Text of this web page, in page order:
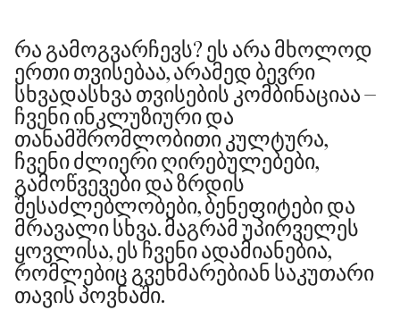
რა გამოგვარჩევს? ეს არა მხოლოდ
ერთი თვისებაა, არამედ ბევრი
სხვადასხვა თვისების კომბინაციაა –
ჩვენი ინკლუზიური და
თანამშრომლობითი კულტურა,
ჩვენი ძლიერი ღირებულებები,
გამოწვევები და ზრდის
შესაძლებლობები, ბენეფიტები და
მრავალი სხვა. მაგრამ უპირველეს
ყოვლისა, ეს ჩვენი ადამიანებია,
რომლებიც გვეხმარებიან საკუთარი
თავის პოვნაში.